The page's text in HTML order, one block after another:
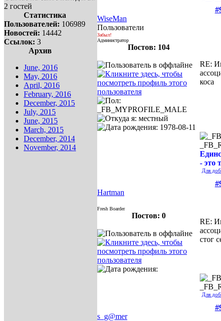
2 гостей
Статистика
Пользователей: 106989
Новостей: 14442
Ссылок: 3
Архив
June, 2016
May, 2016
April, 2016
February, 2016
December, 2015
July, 2015
June, 2015
March, 2015
December, 2014
November, 2014
WiseMan
Пользователи
Забыл!
Администратор
Постов: 104
RE:
коса
- это
Для
Hartman
Fresh Boarder
Постов: 0
RE:
стог
Для
s_g@mer